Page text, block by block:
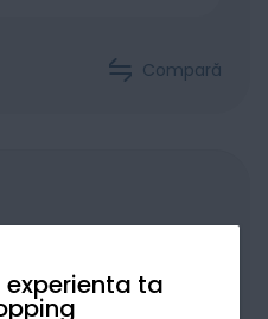
experienta ta
Compară